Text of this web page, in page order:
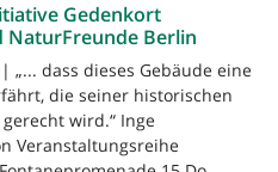
Gedenkort
NaturFreunde Berlin
„... dass dieses Gebäude eine
die seiner historischen
wird.“ Inge
Veranstaltungsreihe